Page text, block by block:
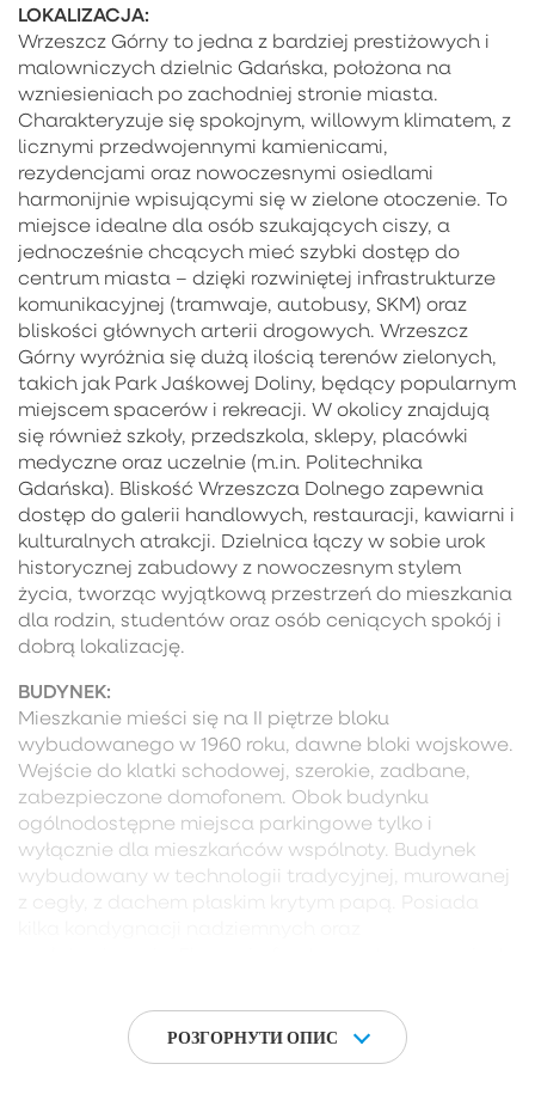
LOKALIZACJA:
Wrzeszcz Górny to jedna z bardziej prestiżowych i
malowniczych dzielnic Gdańska, położona na
wzniesieniach po zachodniej stronie miasta.
Charakteryzuje się spokojnym, willowym klimatem, z
licznymi przedwojennymi kamienicami,
rezydencjami oraz nowoczesnymi osiedlami
harmonijnie wpisującymi się w zielone otoczenie. To
miejsce idealne dla osób szukających ciszy, a
jednocześnie chcących mieć szybki dostęp do
centrum miasta – dzięki rozwiniętej infrastrukturze
komunikacyjnej (tramwaje, autobusy, SKM) oraz
bliskości głównych arterii drogowych. Wrzeszcz
Górny wyróżnia się dużą ilością terenów zielonych,
takich jak Park Jaśkowej Doliny, będący popularnym
miejscem spacerów i rekreacji. W okolicy znajdują
się również szkoły, przedszkola, sklepy, placówki
medyczne oraz uczelnie (m.in. Politechnika
Gdańska). Bliskość Wrzeszcza Dolnego zapewnia
dostęp do galerii handlowych, restauracji, kawiarni i
kulturalnych atrakcji. Dzielnica łączy w sobie urok
historycznej zabudowy z nowoczesnym stylem
życia, tworząc wyjątkową przestrzeń do mieszkania
dla rodzin, studentów oraz osób ceniących spokój i
dobrą lokalizację.
BUDYNEK:
Mieszkanie mieści się na II piętrze bloku
wybudowanego w 1960 roku, dawne bloki wojskowe.
Wejście do klatki schodowej, szerokie, zadbane,
zabezpieczone domofonem. Obok budynku
ogólnodostępne miejsca parkingowe tylko i
wyłącznie dla mieszkańców wspólnoty. Budynek
wybudowany w technologii tradycyjnej, murowanej
z cegły, z dachem płaskim krytym papą. Posiada
otynkowana i pomalowana. Budynek wyposażony
jest w instalacje: elektryczną, wodno-kanalizacyjną,
gazową oraz centralnego ogrzewania. Konstrukcja
РОЗГОРНУТИ ОПИС